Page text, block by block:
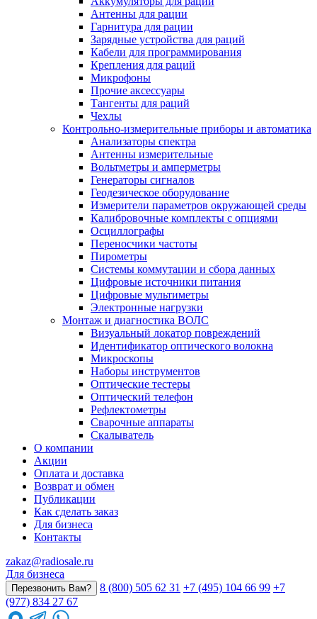
Антенны для рации
Гарнитура для рации
Зарядные устройства для раций
Кабели для программирования
Крепления для раций
Микрофоны
Прочие аксессуары
Тангенты для раций
Чехлы
Контрольно-измерительные приборы и автоматика
Анализаторы спектра
Антенны измерительные
Вольтметры и амперметры
Генераторы сигналов
Геодезическое оборудование
Измерители параметров окружающей среды
Калибровочные комплекты с опциями
Осциллографы
Переносчики частоты
Пирометры
Системы коммутации и сбора данных
Цифровые источники питания
Цифровые мультиметры
Электронные нагрузки
Монтаж и диагностика ВОЛС
Визуальный локатор повреждений
Идентификатор оптического волокна
Микроскопы
Наборы инструментов
Оптические тестеры
Оптический телефон
Рефлектометры
Сварочные аппараты
Скалыватель
О компании
Акции
Оплата и доставка
Возврат и обмен
Публикации
Как сделать заказ
Для бизнеса
Контакты
zakaz@radiosale.ru
Для бизнеса
Перезвонить Вам? 8 (800) 505 62 31 +7 (495) 104 66 99 +7
(977) 834 27 67